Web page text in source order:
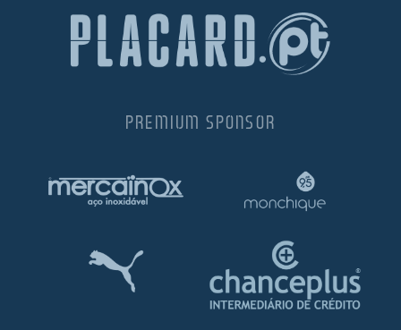
PREMIUM SPONSOR